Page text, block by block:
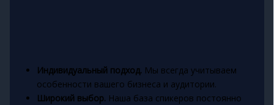
Индивидуальный подход. Мы всегда учитываем
особенности вашего бизнеса и аудитории.
Широкий выбор. Наша база спикеров постоянно